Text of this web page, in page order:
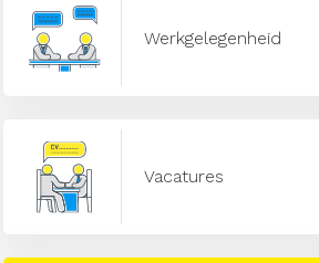
Werkgelegenheid
Vacatures